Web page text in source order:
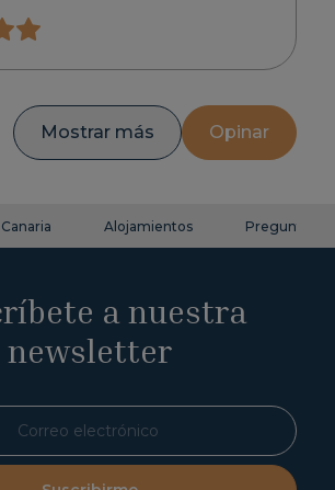
Mostrar más Opinar
Alojamientos Preguntas
a nuestra
newsletter